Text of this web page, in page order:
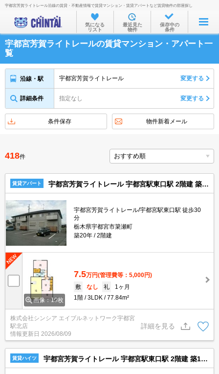
お部屋を探す
沿線・駅から
住所から
家賃相場から
不動産会社から
宇都宮芳賀ライトレール沿線の賃貸・不動産情報で賃貸マンション・賃貸アパートなど賃貸物件の部屋探し
気になる
リスト
最近見た
物件
保存中の
条件
宇都宮芳賀ライトレールの賃貸マンション・アパート一
覧
沿線・駅 宇都宮芳賀ライトレール 変更する
詳細条件 指定なし 変更する
条件保存 物件新着メール
418件
賃貸アパート 宇都宮芳賀ライトレール 宇都宮駅東口駅 2階建 築20年
宇都宮芳賀ライトレール/宇都宮駅東口駅 徒歩30
分
栃木県宇都宮市簗瀬町
築20年
2階建
画像：19枚
7.5万円(管理費等：5,000円)
敷
なし 礼
1ヶ月
1階
3LDK 77.84m²
株式会社シンシア エイブルネットワーク宇都宮
駅北店
情報更新日 2026/08/09
詳細を見る
賃貸ハイツ 宇都宮芳賀ライトレール 宇都宮駅東口駅 2階建 築14年